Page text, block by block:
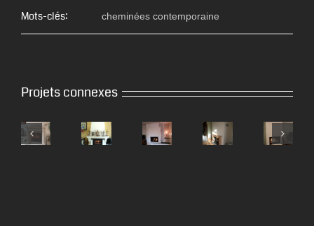
Mots-clés: cheminées contemporaine
Projets connexes